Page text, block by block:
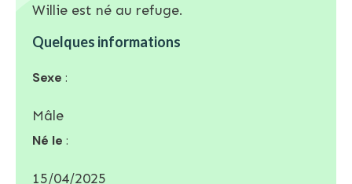
Willie est né au refuge.
Quelques informations
Sexe :
Mâle
Né le :
15/04/2025